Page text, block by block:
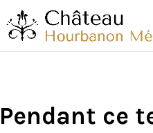
Pendant ce